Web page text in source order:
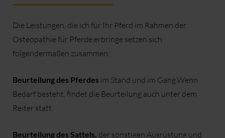
Die Leistungen, die ich für Ihr Pferd im Rahmen der
Osteopathie für Pferde erbringe setzen sich
folgendermaßen zusammen:
Beurteilung des Pferdes im Stand und im Gang.Wenn
Bedarf besteht, findet die Beurteilung auch unter dem
Reiter statt.
Beurteilung des Sattels, der sonstigen Ausrüstung und